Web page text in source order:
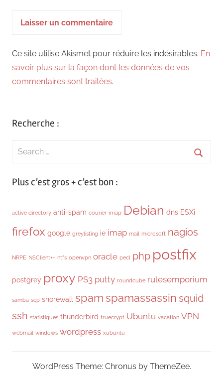
Ce site utilise Akismet pour réduire les indésirables. En
savoir plus sur la façon dont les données de vos
commentaires sont traitées.
Recherche :
Search
Plus c’est gros + c’est bon :
active directory anti-spam courier-imap Debian dns ESXi
firefox google greylisting ie imap mail microsoft nagios
NRPE NSClient++ ntfs openvpn oracle pecl php postfix
postgrey proxy PS3 putty roundcube rulesemporium
samba scp shorewall spam spamassassin squid
ssh statistiques thunderbird truecrypt Ubuntu vacation VPN
webmail windows wordpress xubuntu
WordPress Theme: Chronus by ThemeZee.